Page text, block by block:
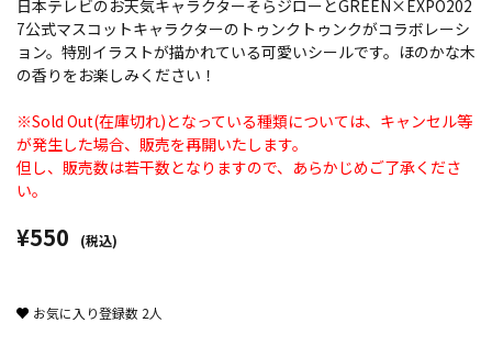
日本テレビのお天気キャラクターそらジローとGREEN×EXPO202
7公式マスコットキャラクターのトゥンクトゥンクがコラボレーシ
ョン。特別イラストが描かれている可愛いシールです。ほのかな木
の香りをお楽しみください！
※Sold Out(在庫切れ)となっている種類については、キャンセル等
が発生した場合、販売を再開いたします。
但し、販売数は若干数となりますので、あらかじめご了承くださ
い。
¥550 (税込)
お気に入り登録数 2人